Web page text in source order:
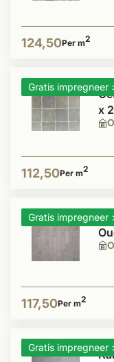
124,50Per m2
Gratis impregneer
x
112,50Per m2
Gratis impregneer
117,50Per m2
Gratis impregneer